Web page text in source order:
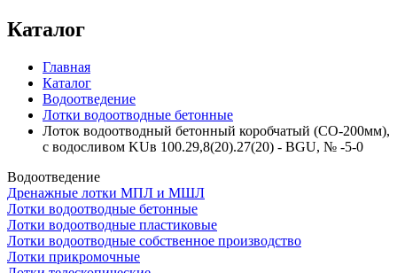
Каталог
Главная
Каталог
Водоотведение
Лотки водоотводные бетонные
Лоток водоотводный бетонный коробчатый (СО-200мм),
с водосливом KUв 100.29,8(20).27(20) - BGU, № -5-0
Водоотведение
Дренажные лотки МПЛ и МШЛ
Лотки водоотводные бетонные
Лотки водоотводные пластиковые
Лотки водоотводные собственное производство
Лотки прикромочные